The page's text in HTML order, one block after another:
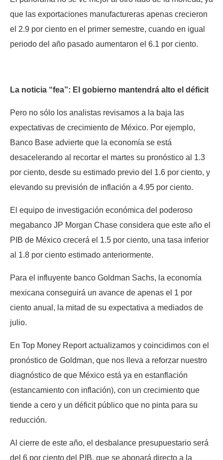
que las exportaciones manufactureras apenas crecieron
el 2.9 por ciento en el primer semestre, cuando en igual
periodo del año pasado aumentaron el 6.1 por ciento.
La noticia “fea”: El gobierno mantendrá alto el déficit
Pero no sólo los analistas revisamos a la baja las
expectativas de crecimiento de México. Por ejemplo,
Banco Base advierte que la economía se está
desacelerando al recortar el martes su pronóstico al 1.3
por ciento, desde su estimado previo del 1.6 por ciento, y
elevando su previsión de inflación a 4.95 por ciento.
El equipo de investigación económica del poderoso
megabanco JP Morgan Chase considera que este año el
PIB de México crecerá el 1.5 por ciento, una tasa inferior
al 1.8 por ciento estimado anteriormente.
Para el influyente banco Goldman Sachs, la economía
mexicana conseguirá un avance de apenas el 1 por
ciento anual, la mitad de su expectativa a mediados de
julio.
En Top Money Report actualizamos y coincidimos con el
pronóstico de Goldman, que nos lleva a reforzar nuestro
diagnóstico de que México está ya en estanflación
(estancamiento con inflación), con un crecimiento que
tiende a cero y un déficit público que no pinta para su
reducción.
Al cierre de este año, el desbalance presupuestario será
del 6 por ciento del PIB, que se abonará directo a la